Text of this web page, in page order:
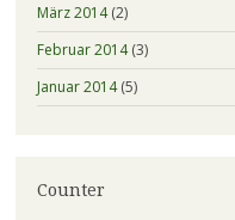
März 2014(2)
Februar 2014(3)
Januar 2014(5)
Counter